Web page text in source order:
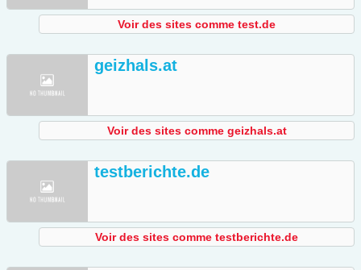
Voir des sites comme test.de
geizhals.at
Voir des sites comme geizhals.at
testberichte.de
Voir des sites comme testberichte.de